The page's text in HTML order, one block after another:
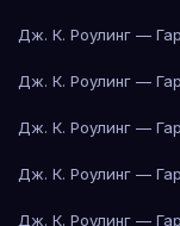
Дж. К. Роулинг —
Дж. К. Роулинг —
Дж. К. Роулинг —
Дж. К. Роулинг —
Дж. К. Роулинг —